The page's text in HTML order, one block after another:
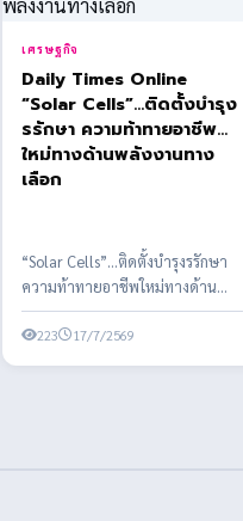
เศรษฐกิจ
Daily Times Online
“Solar Cells”…ติดตั้งบำรุง
รรักษา ความท้าทายอาชีพ
ใหม่ทางด้านพลังงานทาง
เลือก
“Solar Cells”…ติดตั้งบำรุงรรักษา
ความท้าทายอาชีพใหม่ทางด้าน
พลังงานทางเลือก พลังงานสะอาด
ในประเทศไทย
223 17/7/2569